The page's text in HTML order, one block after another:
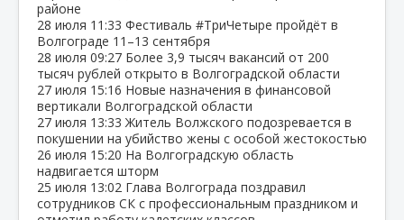
районе
28 июля 11:33 Фестиваль #ТриЧетыре пройдёт в
Волгограде 11–13 сентября
28 июля 09:27 Более 3,9 тысяч вакансий от 200
тысяч рублей открыто в Волгоградской области
27 июля 15:16 Новые назначения в финансовой
вертикали Волгоградской области
27 июля 13:33 Житель Волжского подозревается в
покушении на убийство жены с особой жестокостью
26 июля 15:20 На Волгоградскую область
надвигается шторм
25 июля 13:02 Глава Волгограда поздравил
сотрудников СК с профессиональным праздником и